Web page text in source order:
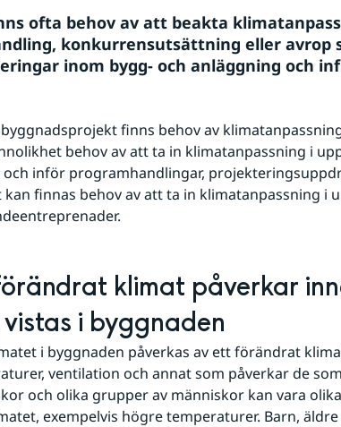
ofta behov av att beakta
konkurrensutsättning eller avrop
inom bygg- och anläggning och
finns behov av
behov av att ta in klimatanpassning i
och inför programhandlingar,
kan finnas behov av att ta in klimatanpassning i
klimat påverkar
vistas i byggnaden
i byggnaden påverkas av ett förändrat
ventilation och annat som påverkar de
och olika grupper av människor kan vara
exempelvis högre temperaturer. Barn,